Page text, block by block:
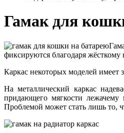
Гамак для
фиксируются благодаря жёсткому
Каркас некоторых моделей имеет
На металлический каркас
придающего мягкости
Проблемой может стать лишь то,